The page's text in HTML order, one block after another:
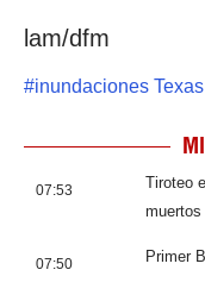
lam/dfm
#inundaciones Texas
07:53
Tiroteo
muertos
07:50 Primer